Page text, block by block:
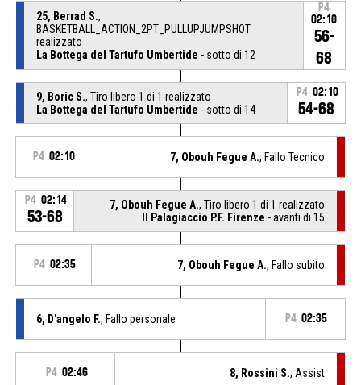
25, Berrad S.,
BASKETBALL_ACTION_2PT_PULLUPJUMPSHOT
realizzato
La Bottega del Tartufo Umbertide - sotto di 12
P4
02:10
56-
68
9, Boric S., Tiro libero 1 di 1 realizzato
La Bottega del Tartufo Umbertide - sotto di 14
P4 02:10
54-68
P4 02:10 7, Obouh Fegue A., Fallo Tecnico
P4 02:14
53-68
7, Obouh Fegue A., Tiro libero 1 di 1 realizzato
Il Palagiaccio P.F. Firenze - avanti di 15
P4 02:35 7, Obouh Fegue A., Fallo subito
6, D'angelo F., Fallo personale P4 02:35
P4 02:46 8, Rossini S., Assist